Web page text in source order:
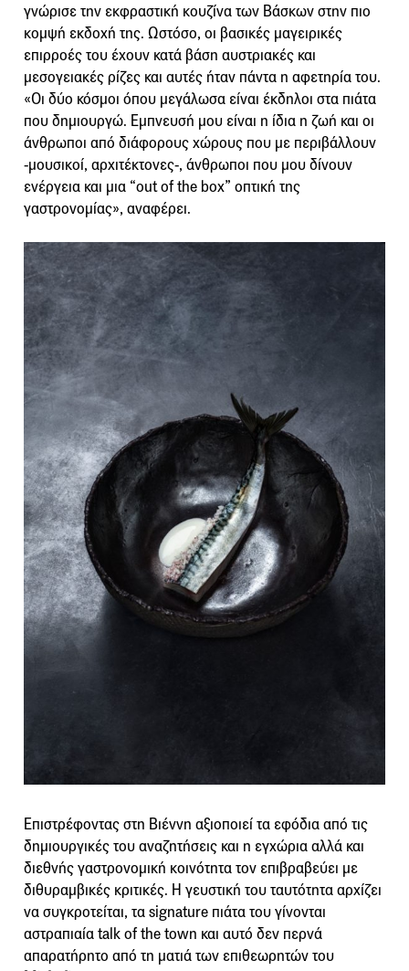
γνώρισε την εκφραστική κουζίνα των Βάσκων στην πιο
κομψή εκδοχή της. Ωστόσο, οι βασικές μαγειρικές
επιρροές του έχουν κατά βάση αυστριακές και
μεσογειακές ρίζες και αυτές ήταν πάντα η αφετηρία του.
«Οι δύο κόσμοι όπου μεγάλωσα είναι έκδηλοι στα πιάτα
που δημιουργώ. Εμπνευσή μου είναι η ίδια η ζωή και οι
άνθρωποι από διάφορους χώρους που με περιβάλλουν
-μουσικοί, αρχιτέκτονες-, άνθρωποι που μου δίνουν
ενέργεια και μια “out of the box” οπτική της
γαστρονομίας», αναφέρει.
Επιστρέφοντας στη Βιέννη αξιοποιεί τα εφόδια από τις
δημιουργικές του αναζητήσεις και η εγχώρια αλλά και
διεθνής γαστρονομική κοινότητα τον επιβραβεύει με
διθυραμβικές κριτικές. Η γευστική του ταυτότητα αρχίζει
να συγκροτείται, τα signature πιάτα του γίνονται
αστραπιαία talk of the town και αυτό δεν περνά
απαρατήρητο από τη ματιά των επιθεωρητών του